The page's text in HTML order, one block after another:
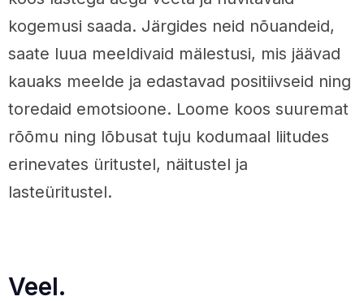
kogemusi saada. Järgides neid nõuandeid,
saate luua meeldivaid mälestusi, mis jäävad
kauaks meelde ja edastavad positiivseid ning
toredaid emotsioone. Loome koos suuremat
rõõmu ning lõbusat tuju kodumaal liitudes
erinevates üritustel, näitustel ja
lasteüritustel.
Veel.